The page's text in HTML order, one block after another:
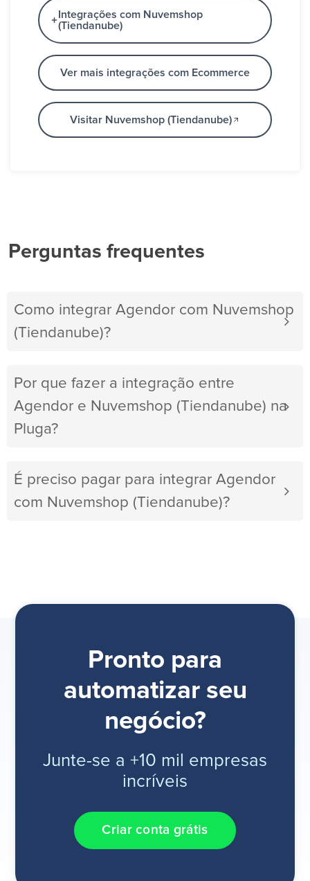
Integrações com Nuvemshop
(Tiendanube)
Ver mais integrações com Ecommerce
Visitar Nuvemshop (Tiendanube)
Perguntas frequentes
Como integrar Agendor com Nuvemshop
(Tiendanube)?
Por que fazer a integração entre
Agendor e Nuvemshop (Tiendanube) na
Pluga?
É preciso pagar para integrar Agendor
com Nuvemshop (Tiendanube)?
Pronto para
automatizar seu
negócio?
Junte-se a +10 mil empresas
incríveis
Criar conta grátis